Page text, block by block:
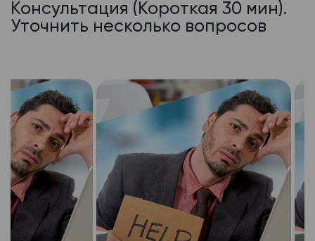
Консультация (Короткая 30 мин).
Уточнить несколько вопросов